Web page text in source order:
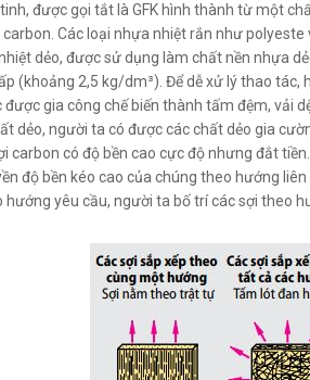
được gọi tắt là GFK hình thành từ một
Các loại nhựa nhiệt rắn như polyeste
dẻo, được sử dụng làm chất nền nhựa
(khoảng 2,5 kg/dm³). Để dễ xử lý thao tác,
gia công chế biến thành tấm đệm, vải
dẻo, người ta có được các chất dẻo gia
carbon có độ bền cao cực độ nhưng đắt
độ bền kéo cao của chúng theo hướng
yêu cầu, người ta bố trí các sợi theo